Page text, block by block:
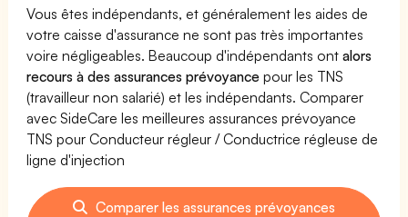
Vous êtes indépendants, et généralement les aides de
votre caisse d'assurance ne sont pas très importantes
voire négligeables. Beaucoup d'indépendants ontalors
recours à des assurances prévoyance pour les TNS
(travailleur non salarié) et les indépendants. Comparer
avec SideCare les meilleures assurances prévoyance
TNS pour Conducteur régleur / Conductrice régleuse de
ligne d'injection
Comparer les assurances prévoyances